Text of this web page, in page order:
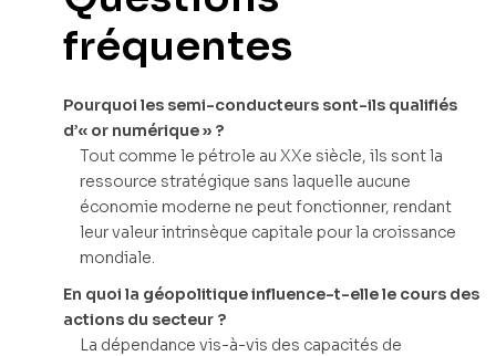
fréquentes
Pourquoi les semi-conducteurs sont-ils qualifiés
d’« or numérique » ?
Tout comme le pétrole au XXe siècle, ils sont la
ressource stratégique sans laquelle aucune
économie moderne ne peut fonctionner, rendant
leur valeur intrinsèque capitale pour la croissance
mondiale.
En quoi la géopolitique influence-t-elle le cours des
actions du secteur ?
La dépendance vis-à-vis des capacités de